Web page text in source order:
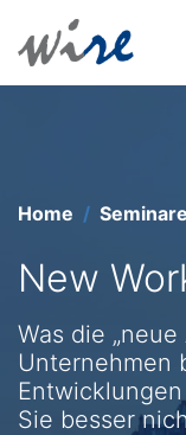
Home Seminare
New
Was die
Unternehmen
Sie besser